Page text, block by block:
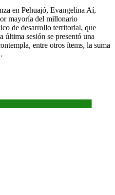
en Pehuajó, Evangelina Aí,
mayoría del millonario
de desarrollo territorial, que
última sesión se presentó una
entre otros ítems, la suma